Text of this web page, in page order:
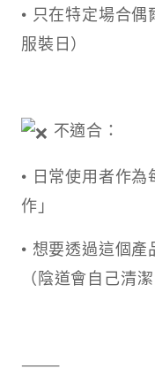
• 只在特定場合
服裝日）
不適合：
• 日常使用者作
作」
• 想要透過這個
（陰道會自己清潔
⸻